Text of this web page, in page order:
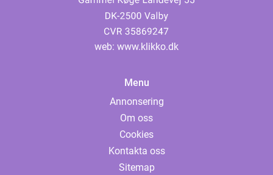
web: www.klikko.dk
Menu
Annonsering
Om oss
Cookies
Kontakta oss
Sitemap